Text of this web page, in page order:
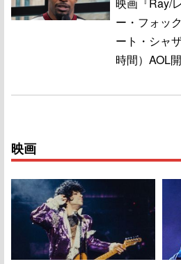
ー・フォッ
ート・シャ
時間）AOL
映画